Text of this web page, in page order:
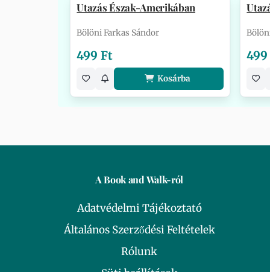
Utazás Észak-Amerikában
Bölöni Farkas Sándor
499 Ft
Kosárba
A Book and Walk-ról
Adatvédelmi Tájékoztató
Általános Szerződési Feltételek
Rólunk